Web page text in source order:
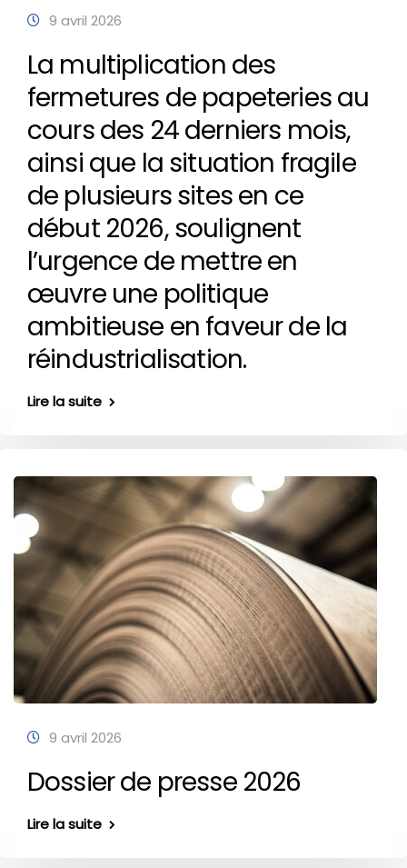
9 avril 2026
La multiplication des
fermetures de papeteries au
cours des 24 derniers mois,
ainsi que la situation fragile
de plusieurs sites en ce
début 2026, soulignent
l’urgence de mettre en
œuvre une politique
ambitieuse en faveur de la
réindustrialisation.
Lire la suite
9 avril 2026
Dossier de presse 2026
Lire la suite